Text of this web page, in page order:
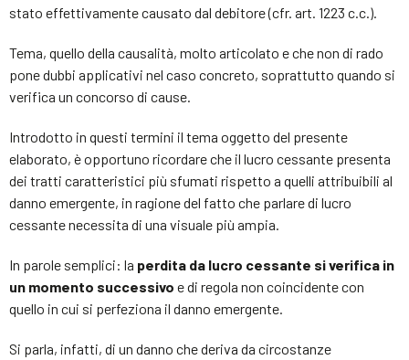
stato effettivamente causato dal debitore (cfr. art. 1223 c.c.).
Tema, quello della causalità, molto articolato e che non di rado
pone dubbi applicativi nel caso concreto, soprattutto quando si
verifica un concorso di cause.
Introdotto in questi termini il tema oggetto del presente
elaborato, è opportuno ricordare che il lucro cessante presenta
dei tratti caratteristici più sfumati rispetto a quelli attribuibili al
danno emergente, in ragione del fatto che parlare di lucro
cessante necessita di una visuale più ampia.
In parole semplici: la perdita da lucro cessante si verifica in
un momento successivo e di regola non coincidente con
quello in cui si perfeziona il danno emergente.
Si parla, infatti, di un danno che deriva da circostanze